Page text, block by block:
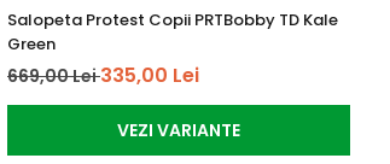
Salopeta Protest Copii PRTBobby TD Kale
Green
669,00 Lei335,00 Lei
VEZI VARIANTE